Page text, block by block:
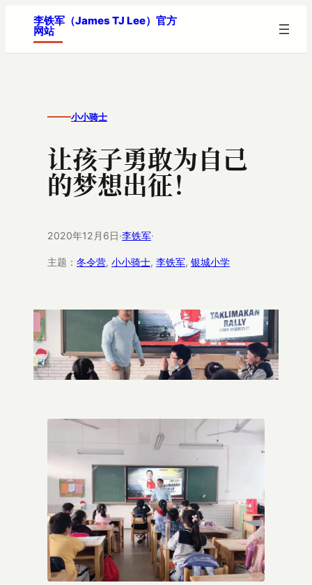
内
李铁军（James TJ Lee）官方
网站
小小骑士
让孩子勇敢为自己
的梦想出征！
2020年12月6日·李铁军·
主题： 冬令营, 小小骑士, 李铁军, 银城小学